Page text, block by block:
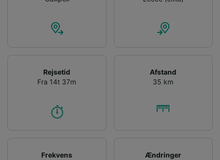
Rejsetid
Fra 14t 37m
Afstand
35 km
Frekvens
Ændringer